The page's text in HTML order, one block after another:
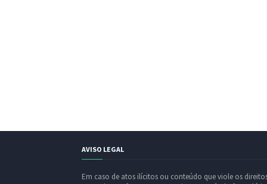
AVISO LEGAL
Em caso de atos ilícitos ou conteúdo que viole os